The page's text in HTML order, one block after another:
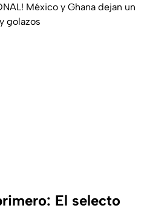
México y Ghana dejan un
golazos
El selecto